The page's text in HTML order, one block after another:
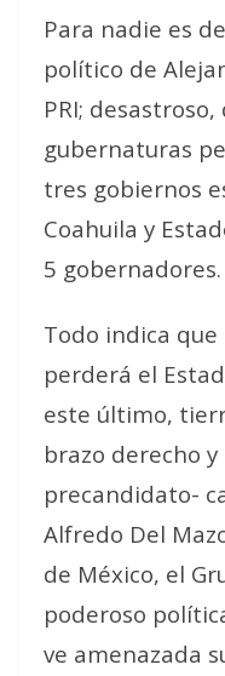
Para nadie es
político de
PRI;
gubernaturas
tres gobiernos
Coahuila y
5 gobernadores.
Todo indica que
perderá el
este último,
brazo derecho
precandidato-
Alfredo Del
de México, el
poderoso
ve amenazada